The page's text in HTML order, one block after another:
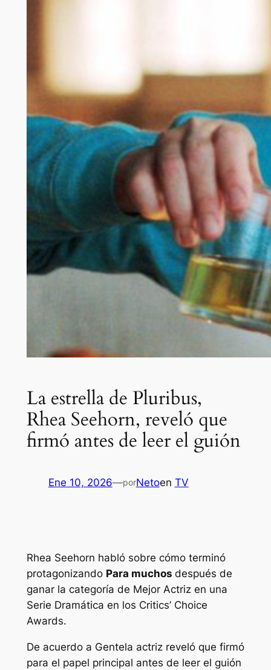
La estrella de Pluribus,
Rhea Seehorn, reveló que
firmó antes de leer el guión
Ene 10, 2026—porNetoen TV
Rhea Seehorn habló sobre cómo terminó
protagonizando Para muchos después de
ganar la categoría de Mejor Actriz en una
Serie Dramática en los Critics’ Choice
Awards.
De acuerdo a Gentela actriz reveló que firmó
para el papel principal antes de leer el guión